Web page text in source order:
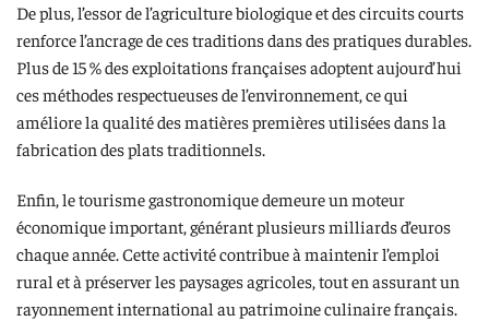
De plus, l’essor de l’agriculture biologique et des circuits courts
renforce l’ancrage de ces traditions dans des pratiques durables.
Plus de 15 % des exploitations françaises adoptent aujourd’hui
ces méthodes respectueuses de l’environnement, ce qui
améliore la qualité des matières premières utilisées dans la
fabrication des plats traditionnels.
Enfin, le tourisme gastronomique demeure un moteur
économique important, générant plusieurs milliards d’euros
chaque année. Cette activité contribue à maintenir l’emploi
rural et à préserver les paysages agricoles, tout en assurant un
rayonnement international au patrimoine culinaire français.